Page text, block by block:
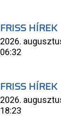
FRISS HÍREK
2026.
06:32
FRISS HÍREK
2026.
18:23